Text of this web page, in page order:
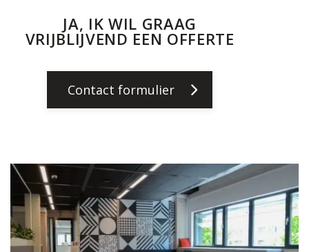
JA, IK WIL GRAAG
VRIJBLIJVEND EEN OFFERTE
Contact formulier